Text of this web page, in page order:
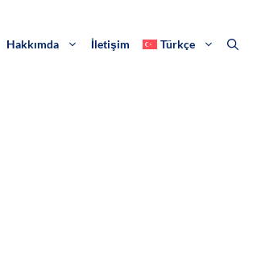
Hakkımda İletişim Türkçe